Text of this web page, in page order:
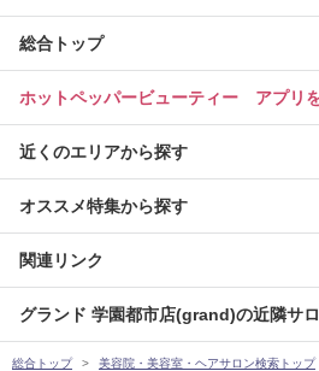
総合トップ
ホットペッパービューティー アプリ
近くのエリアから探す
オススメ特集から探す
関連リンク
グランド 学園都市店(grand)の近隣サ
総合トップ 美容院・美容室・ヘアサロン検索トップ